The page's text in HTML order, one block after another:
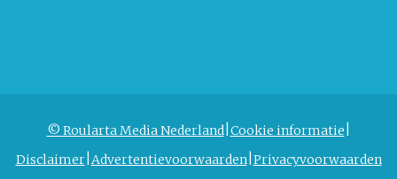
© Roularta Media Nederland Cookie informatie
Disclaimer Advertentievoorwaarden Privacyvoorwaarden